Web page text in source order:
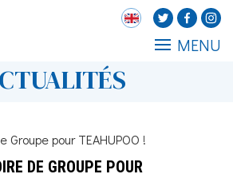
MENU
DE GROUPE POUR